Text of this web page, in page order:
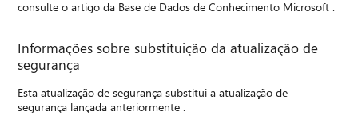
consulte o artigo da Base de Dados de Conhecimento Microsoft .
Informações sobre substituição da atualização de
segurança
Esta atualização de segurança substitui a atualização de
segurança lançada anteriormente .